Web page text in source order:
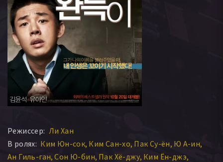
Режиссер: Ли Хан
В ролях: Ким Юн-сок Ким Сан-хо Пак Су-ён Ю А-ин
Ан Гиль-ган Сон Ю-бин Пак Хё-джу Ким Ён-джэ